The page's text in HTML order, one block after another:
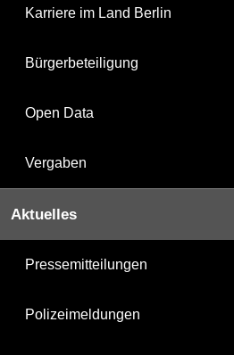
Karriere im Land Berlin
Bürgerbeteiligung
Open Data
Vergaben
Aktuelles
Pressemitteilungen
Polizeimeldungen